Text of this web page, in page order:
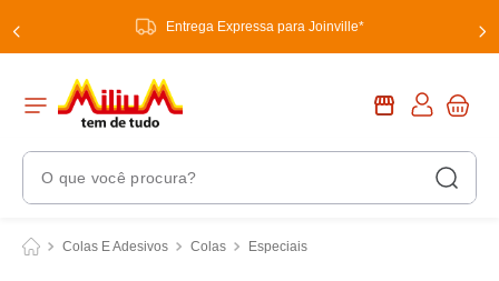
Entrega Expressa para Joinville*
O que você procura?
Colas E Adesivos Colas Especiais
Termos Mais Buscados